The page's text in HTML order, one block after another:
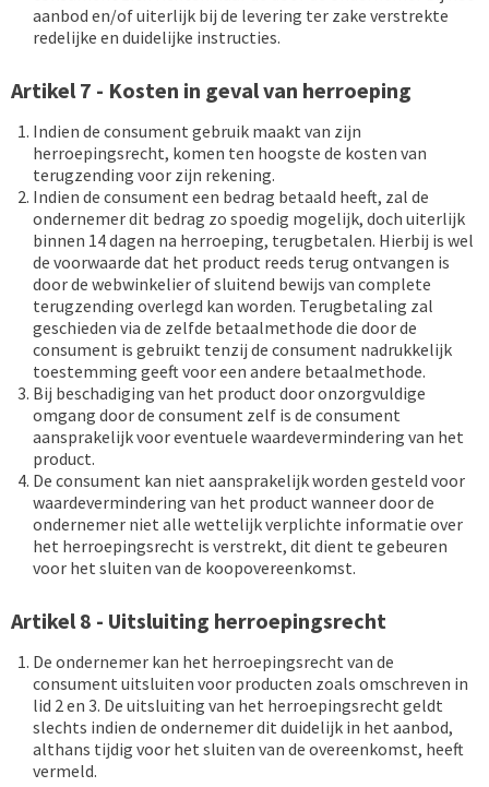
aanbod en/of uiterlijk bij de levering ter zake verstrekte
redelijke en duidelijke instructies.
Artikel 7 - Kosten in geval van herroeping
Indien de consument gebruik maakt van zijn
herroepingsrecht, komen ten hoogste de kosten van
terugzending voor zijn rekening.
Indien de consument een bedrag betaald heeft, zal de
ondernemer dit bedrag zo spoedig mogelijk, doch uiterlijk
binnen 14 dagen na herroeping, terugbetalen. Hierbij is wel
de voorwaarde dat het product reeds terug ontvangen is
door de webwinkelier of sluitend bewijs van complete
terugzending overlegd kan worden. Terugbetaling zal
geschieden via de zelfde betaalmethode die door de
consument is gebruikt tenzij de consument nadrukkelijk
toestemming geeft voor een andere betaalmethode.
Bij beschadiging van het product door onzorgvuldige
omgang door de consument zelf is de consument
aansprakelijk voor eventuele waardevermindering van het
product.
De consument kan niet aansprakelijk worden gesteld voor
waardevermindering van het product wanneer door de
ondernemer niet alle wettelijk verplichte informatie over
het herroepingsrecht is verstrekt, dit dient te gebeuren
voor het sluiten van de koopovereenkomst.
Artikel 8 - Uitsluiting herroepingsrecht
De ondernemer kan het herroepingsrecht van de
consument uitsluiten voor producten zoals omschreven in
lid 2 en 3. De uitsluiting van het herroepingsrecht geldt
slechts indien de ondernemer dit duidelijk in het aanbod,
althans tijdig voor het sluiten van de overeenkomst, heeft
vermeld.